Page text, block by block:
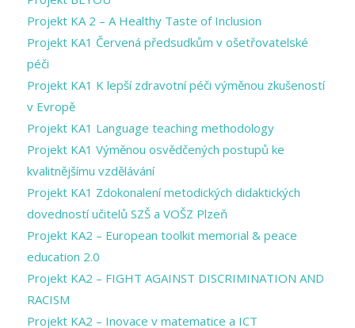
Projekt KA 2 – A Healthy Taste of Inclusion
Projekt KA1 Červená předsudkům v ošetřovatelské
péči
Projekt KA1 K lepší zdravotní péči výměnou zkušeností
v Evropě
Projekt KA1 Language teaching methodology
Projekt KA1 Výměnou osvědčených postupů ke
kvalitnějšímu vzdělávání
Projekt KA1 Zdokonalení metodických didaktických
dovedností učitelů SZŠ a VOŠZ Plzeň
Projekt KA2 – European toolkit memorial & peace
education 2.0
Projekt KA2 – FIGHT AGAINST DISCRIMINATION AND
RACISM
Projekt KA2 – Inovace v matematice a ICT